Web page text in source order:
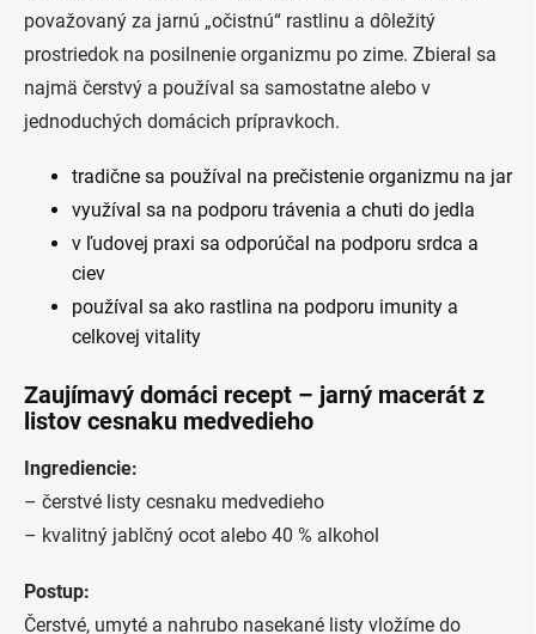
považovaný za jarnú „očistnú“ rastlinu a dôležitý
prostriedok na posilnenie organizmu po zime. Zbieral sa
najmä čerstvý a používal sa samostatne alebo v
jednoduchých domácich prípravkoch.
tradične sa používal na prečistenie organizmu na jar
využíval sa na podporu trávenia a chuti do jedla
v ľudovej praxi sa odporúčal na podporu srdca a
ciev
používal sa ako rastlina na podporu imunity a
celkovej vitality
Zaujímavý domáci recept – jarný macerát z
listov cesnaku medvedieho
Ingrediencie:
– čerstvé listy cesnaku medvedieho
– kvalitný jablčný ocot alebo 40 % alkohol
Postup:
Čerstvé, umyté a nahrubo nasekané listy vložíme do